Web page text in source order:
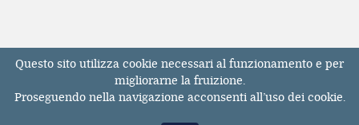
Registrazione Tribunale di Milano n° 131131
dell'11/04/2017
ISSN 2611-3783
Questo sito utilizza cookie necessari al funzionamento e per
migliorarne la fruizione.
Proseguendo nella navigazione acconsenti all’uso dei cookie.